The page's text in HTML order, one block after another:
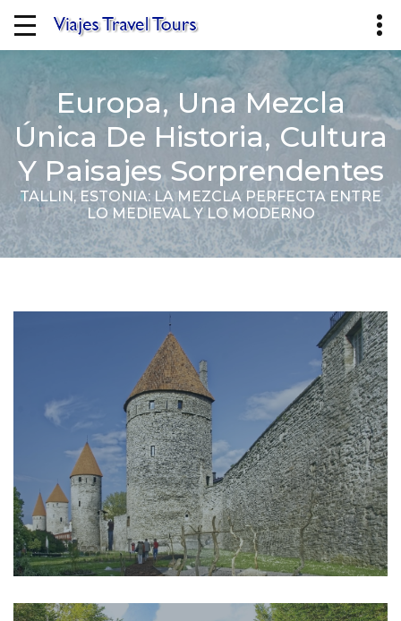
Europa, Una Mezcla
Única De Historia, Cultura
Y Paisajes Sorprendentes
TALLIN, ESTONIA: LA MEZCLA PERFECTA ENTRE
LO MEDIEVAL Y LO MODERNO